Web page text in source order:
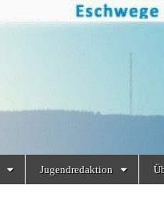
Jugendredaktion